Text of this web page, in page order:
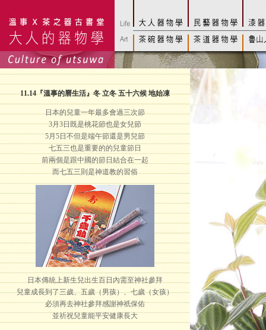
11.14『溫事的曆生活』冬 立冬 五十六候 地始凍
日本的兒童一年最多會過三次節
3月3日既是桃花節也是女兒節
5月5日不但是端午節還是男兒節
七五三也是重要的的兒童節日
前兩個是跟中國的節日結合在一起
而七五三則是神道教的習俗
日本傳統上新生兒出生百日內需至神社參拜
兒童成長到了三歲、五歲（男孩）、七歲（女孩）
必須再去神社參拜感謝神祇保佑
並祈祝兒童能平安健康長大